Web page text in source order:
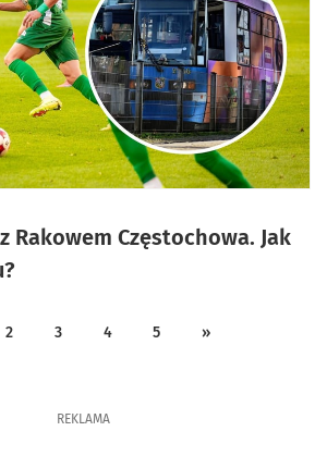
Rakowem Częstochowa. Jak
2 3 4 5 »
REKLAMA